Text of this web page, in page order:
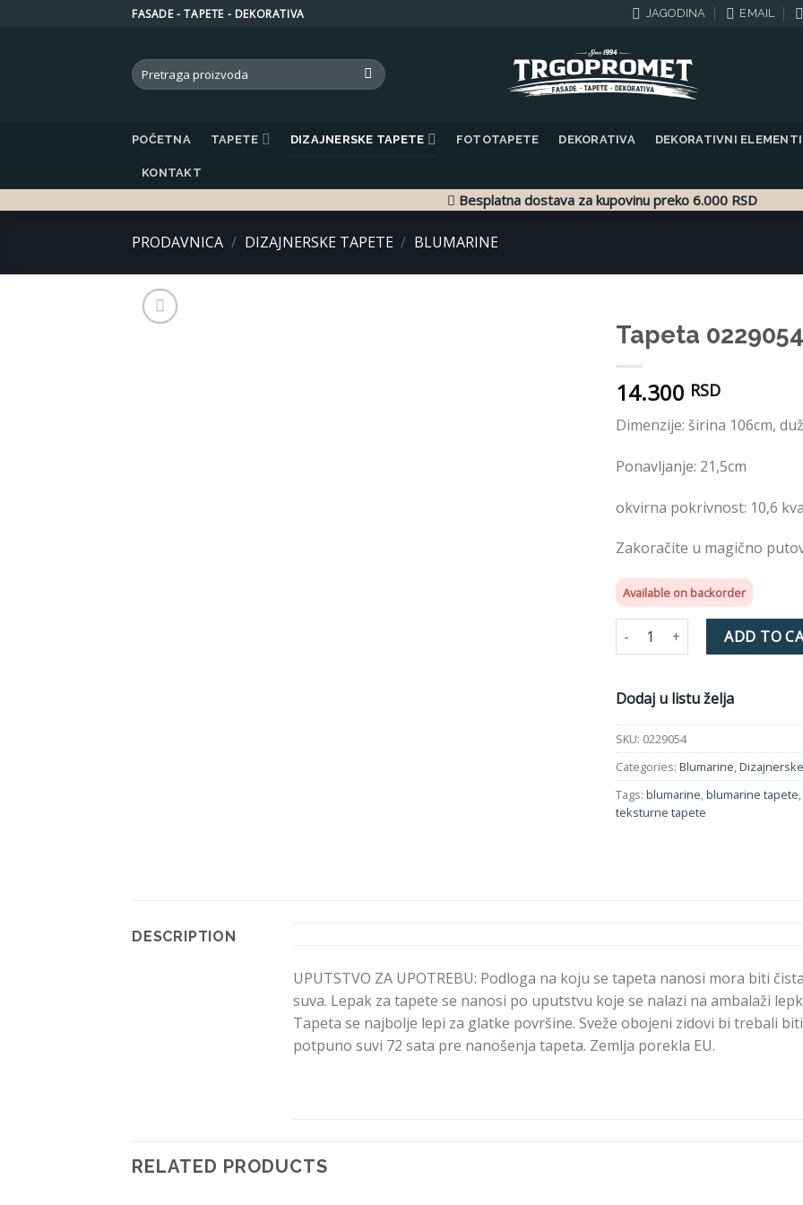
FASADE - TAPETE - DEKORATIVA JAGODINA EMAIL
Search
for:
POČETNA TAPETE DIZAJNERSKE TAPETE FOTOTAPETE DEKORATIVA DEKORATIVNI ELEMENTI
KONTAKT
Besplatna dostava za kupovinu preko 6.000 RSD
PRODAVNICA / DIZAJNERSKE TAPETE / BLUMARINE
Tapeta
14.300 RSD
Dimenzije: širina 106cm,
Ponavljanje: 21,5cm
okvirna pokrivnost: 10,6
Zakoračite u magično
Available on backorder
Tapeta 0229054 Blumarine
ADD TO
Dodaj u listu želja
SKU: 0229054
Categories: Blumarine,
Tags: blumarine,blumarine tapete,
teksturne tapete
DESCRIPTION
UPUTSTVO ZA UPOTREBU: Podloga na koju se tapeta nanosi mora biti
suva. Lepak za tapete se nanosi po uputstvu koje se nalazi na ambalaži
Tapeta se najbolje lepi za glatke površine. Sveže obojeni zidovi bi trebali biti
potpuno suvi 72 sata pre nanošenja tapeta. Zemlja porekla EU.
RELATED PRODUCTS